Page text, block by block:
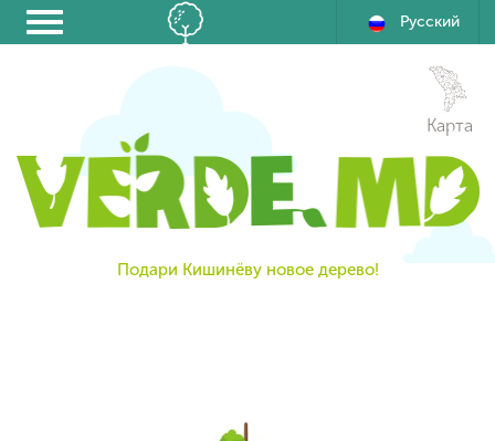
Русский
Подари Кишинёву новое дерево!
Карта